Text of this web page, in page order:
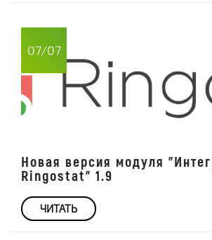
07/07
Новая версия модуля
Ringostat" 1.9
ЧИТАТЬ